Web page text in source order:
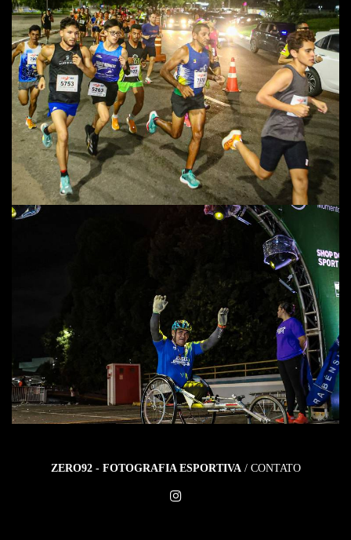
ZERO92 - FOTOGRAFIA ESPORTIVA / CONTATO